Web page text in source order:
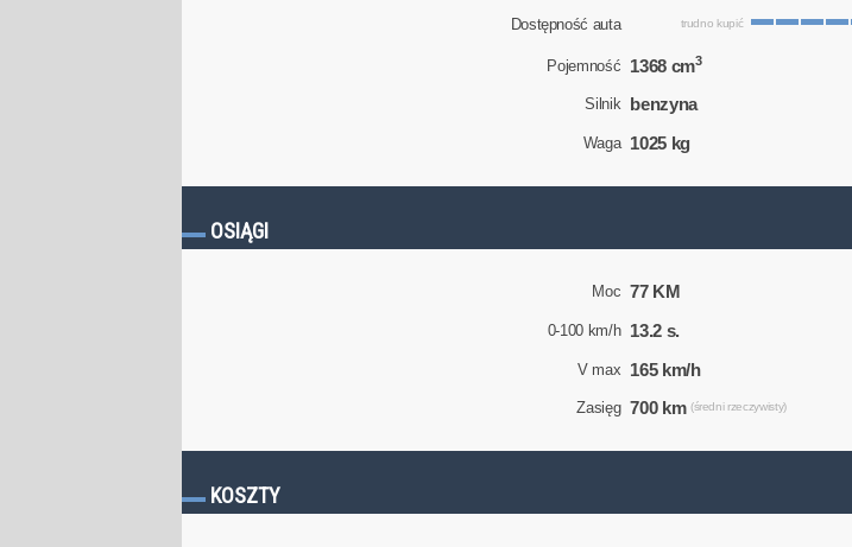
Dostępność auta trudno kupić
Pojemność 1368 cm3
Silnik benzyna
Waga 1025 kg
OSIĄGI
Moc 77 KM
0-100 km/h 13.2 s.
V max 165 km/h
Zasięg 700 km (średni rzeczywisty)
KOSZTY